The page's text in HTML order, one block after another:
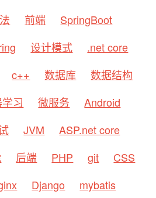
前端
SpringBoot
设计模式
.net core
c++ 数据库
数据结构
习 微服务
Android
JVM
ASP.net core
后端 PHP git
CSS
Django
mybatis